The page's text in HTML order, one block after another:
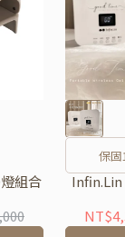
組合
保
Infin.Lin